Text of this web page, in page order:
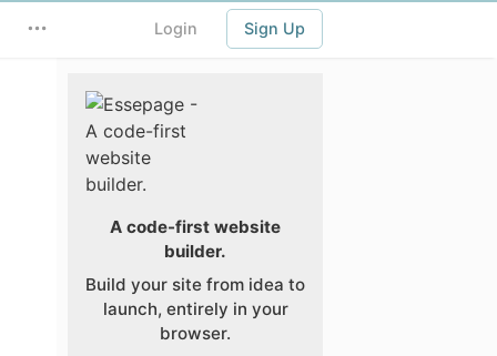
Login Sign Up
A code-first website
builder.
Build your site from idea to
launch, entirely in your
browser.